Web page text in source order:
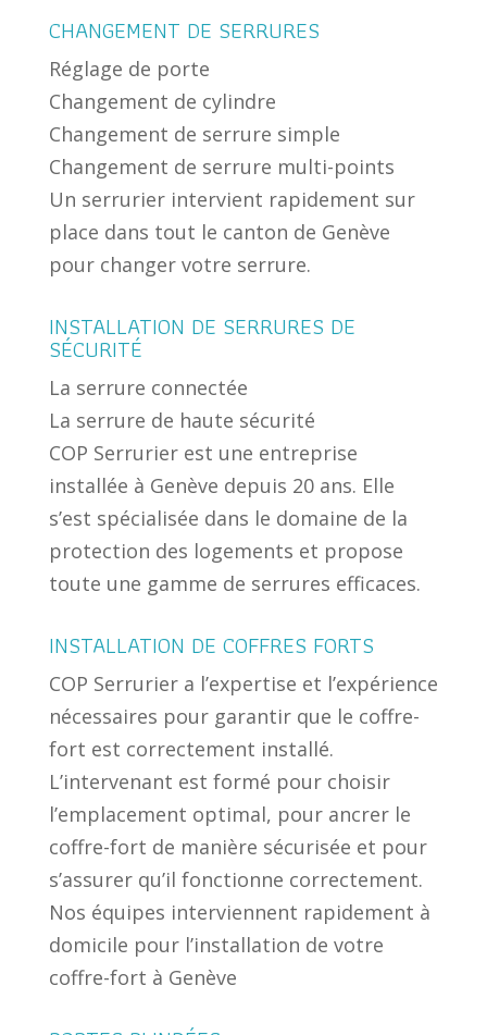
CHANGEMENT DE SERRURES
Réglage de porte
Changement de cylindre
Changement de serrure simple
Changement de serrure multi-points
Un serrurier intervient rapidement sur
place dans tout le canton de Genève
pour changer votre serrure.
INSTALLATION DE SERRURES DE
SÉCURITÉ
La serrure connectée
La serrure de haute sécurité
COP Serrurier est une entreprise
installée à Genève depuis 20 ans. Elle
s’est spécialisée dans le domaine de la
protection des logements et propose
toute une gamme de serrures efficaces.
INSTALLATION DE COFFRES FORTS
COP Serrurier a l’expertise et l’expérience
nécessaires pour garantir que le coffre-
fort est correctement installé.
L’intervenant est formé pour choisir
l’emplacement optimal, pour ancrer le
coffre-fort de manière sécurisée et pour
s’assurer qu’il fonctionne correctement.
Nos équipes interviennent rapidement à
domicile pour l’installation de votre
coffre-fort à Genève